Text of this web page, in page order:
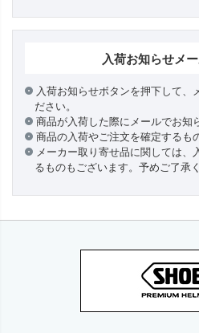
入荷お知らせメ
入荷お知らせボタンを押下して、
ださい。
商品が入荷した際にメールでお知
商品の入荷やご注文を確定するも
メーカー取り寄せ品に関しては、
るものもございます。予めご了承